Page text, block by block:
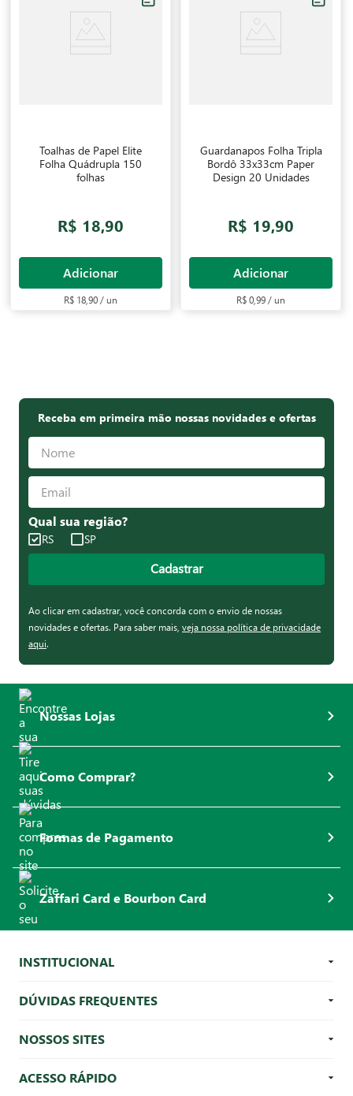
Toalhas de Papel Elite
Folha Quádrupla 150
folhas
R$ 18,90
Adicionar
R$ 18,90 / un
Guardanapos Folha Tripla
Bordô 33x33cm Paper
Design 20 Unidades
R$ 19,90
Adicionar
R$ 0,99 / un
Receba em primeira mão nossas novidades e ofertas
Qual sua região?
RS SP
Cadastrar
Ao clicar em cadastrar, você concorda com o envio de nossas
novidades e ofertas. Para saber mais, veja nossa política de privacidade
aqui.
Nossas Lojas
Como Comprar?
Formas de Pagamento
Zaffari Card e Bourbon Card
INSTITUCIONAL
DÚVIDAS FREQUENTES
NOSSOS SITES
ACESSO RÁPIDO